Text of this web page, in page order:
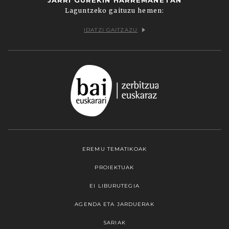
Laguntzeko gaituzu hemen:
IDATZI GAITZAZU
EREMU TEMATIKOAK
PROIEKTUAK
EI LIBURUTEGIA
AGENDA ETA JARDUERAK
SARIAK